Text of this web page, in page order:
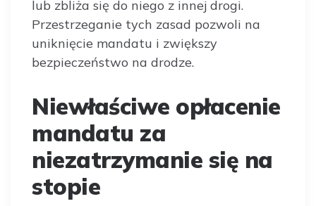
lub zbliża się do niego z innej drogi.
Przestrzeganie tych zasad pozwoli na
uniknięcie mandatu i zwiększy
bezpieczeństwo na drodze.
Niewłaściwe opłacenie
mandatu za
niezatrzymanie się na
stopie